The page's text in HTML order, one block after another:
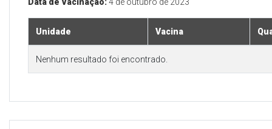
Unidade Vacina
Nenhum resultado foi encontrado.